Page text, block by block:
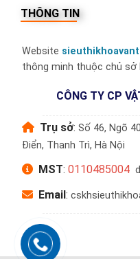
THÔNG TIN
Website
thông minh thuộc chủ sở
CÔNG TY CP
Trụ sở: Số 46, Ngõ
Điển, Thanh Trì, Hà Nội
MST: 0110485004
Email: